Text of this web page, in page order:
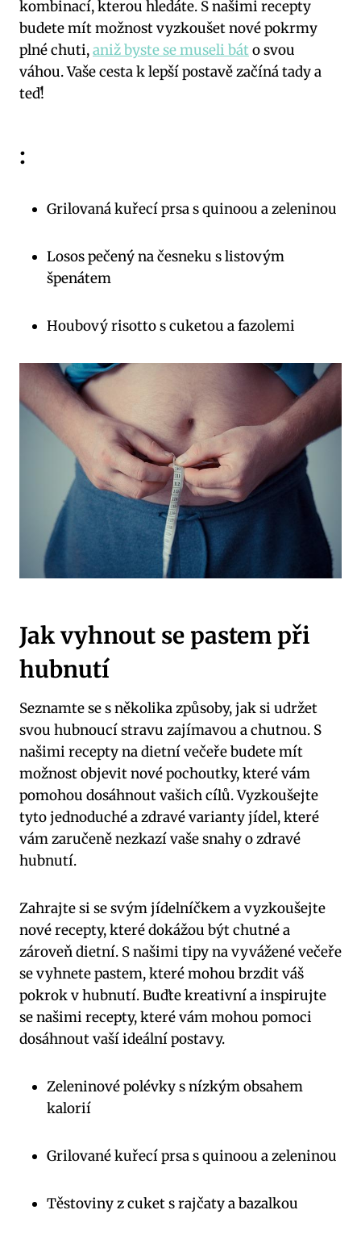
kombinací, kterou hledáte. S našimi recepty
budete mít možnost vyzkoušet nové pokrmy
plné chuti,aniž byste se museli bát o svou
váhou. Vaše cesta k lepší postavě začíná tady a
teď!
:
Grilovaná kuřecí prsa s quinoou a zeleninou
Losos pečený na česneku s listovým
špenátem
Houbový risotto s cuketou a fazolemi
Jak vyhnout se pastem při
hubnutí
Seznamte se s několika způsoby, jak si udržet
svou hubnoucí stravu zajímavou a chutnou. S
našimi recepty na dietní večeře budete mít
možnost objevit nové pochoutky, které vám
pomohou dosáhnout vašich cílů. Vyzkoušejte
tyto jednoduché a zdravé varianty jídel, které
vám zaručeně nezkazí vaše snahy o zdravé
hubnutí.
Zahrajte si se svým jídelníčkem a vyzkoušejte
nové recepty, které dokážou být chutné a
zároveň dietní. S našimi tipy na vyvážené večeře
se vyhnete pastem, které mohou brzdit váš
pokrok v hubnutí. Buďte kreativní a inspirujte
se našimi recepty, které vám mohou pomoci
dosáhnout vaší ideální postavy.
Zeleninové polévky s nízkým obsahem
kalorií
Grilované kuřecí prsa s quinoou a zeleninou
Těstoviny z cuket s rajčaty a bazalkou